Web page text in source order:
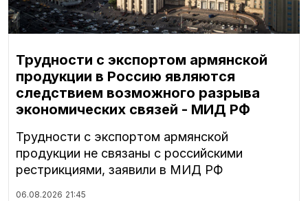
Трудности с экспортом армянской
продукции в Россию являются
следствием возможного разрыва
экономических связей - МИД РФ
Трудности с экспортом армянской
продукции не связаны с российскими
рестрикциями, заявили в МИД РФ
06.08.2026 21:45